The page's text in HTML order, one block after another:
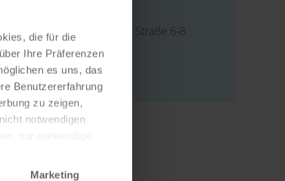
die für die
Ihre Präferenzen
es uns, das
Benutzererfahrung
zu zeigen,
notwendigen
Marketing
Fanny von Lehnert Straße 6-8
5020 Salzburg
Österreich